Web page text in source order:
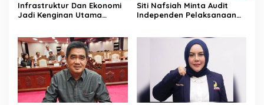
Infrastruktur Dan Ekonomi
Jadi Kenginan Utama
Siti Nafsiah Minta Audit
Independen Pelaksanaan